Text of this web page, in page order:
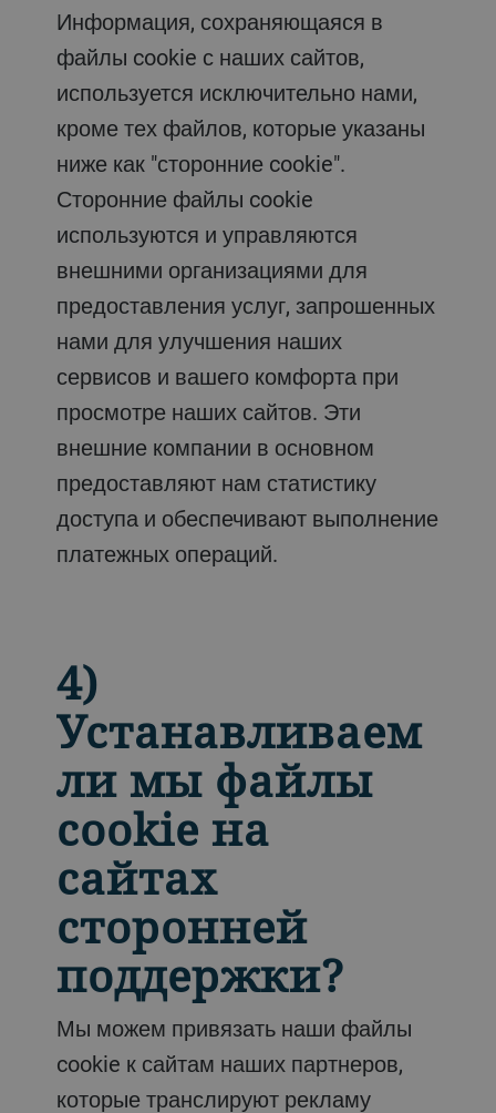
Информация, сохраняющаяся в
файлы cookie с наших сайтов,
используется исключительно нами,
кроме тех файлов, которые указаны
ниже как "сторонние cookie".
Сторонние файлы cookie
используются и управляются
внешними организациями для
предоставления услуг, запрошенных
нами для улучшения наших
сервисов и вашего комфорта при
просмотре наших сайтов. Эти
внешние компании в основном
предоставляют нам статистику
доступа и обеспечивают выполнение
платежных операций.
4)
Устанавливаем
ли мы файлы
cookie на
сайтах
сторонней
поддержки?
Мы можем привязать наши файлы
cookie к сайтам наших партнеров,
которые транслируют рекламу